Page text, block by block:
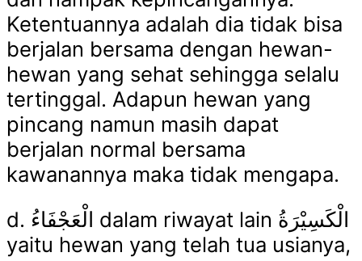
Ketentuannya adalah dia tidak bisa
berjalan bersama dengan hewan-
hewan yang sehat sehingga selalu
tertinggal. Adapun hewan yang
pincang namun masih dapat
berjalan normal bersama
kawanannya maka tidak mengapa.
d. الْعَجْفَاءُ dalam riwayat lain الْكَسِيْرَةُ
yaitu hewan yang telah tua usianya,